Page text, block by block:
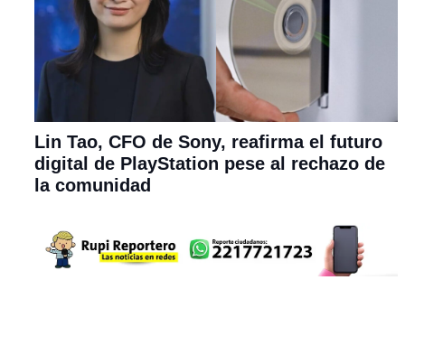
Lin Tao, CFO de Sony, reafirma el futuro
digital de PlayStation pese al rechazo de
la comunidad